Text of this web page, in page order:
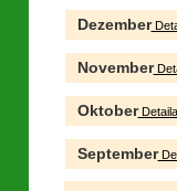
Dezember
November
Oktober
September